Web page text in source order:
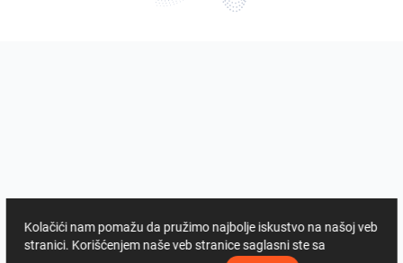
Kolačići nam pomažu da pružimo najbolje iskustvo na našoj veb
stranici. Korišćenjem naše veb stranice saglasni ste sa